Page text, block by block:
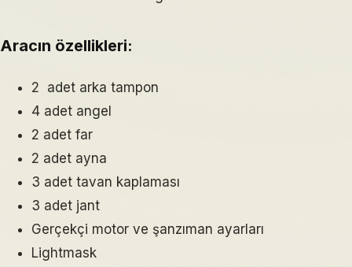
Aracın özellikleri:
2 adet arka tampon
4 adet angel
2 adet far
2 adet ayna
3 adet tavan kaplaması
3 adet jant
Gerçekçi motor ve şanzıman ayarları
Lightmask